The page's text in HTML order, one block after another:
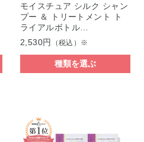
モイスチュア シルク シャン
プー ＆ トリートメント ト
ライアルボトル…
2,530円
（税込）※
種類を選ぶ